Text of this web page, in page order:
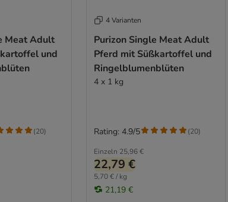
Meat Adult
und
(20)
4 Varianten
Purizon Single Meat Adult
Pferd mit Süßkartoffel und
Ringelblumenblüten
4 x 1 kg
Einzeln 25,96 €
22,79 €
5,70 € / kg
21,19 €
Rating: 4.9/5 (20)